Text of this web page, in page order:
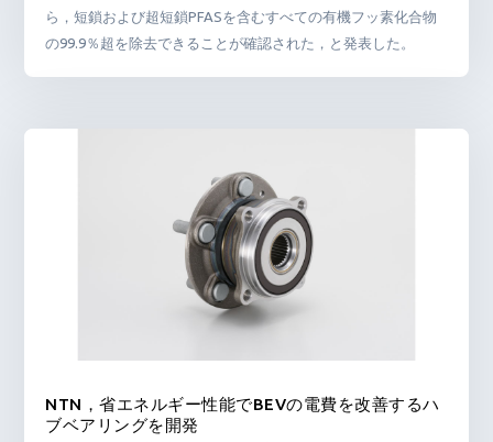
ら，短鎖および超短鎖PFASを含むすべての有機フッ素化合物
の99.9％超を除去できることが確認された，と発表した。
NTN，省エネルギー性能でBEVの電費を改善するハ
ブベアリングを開発